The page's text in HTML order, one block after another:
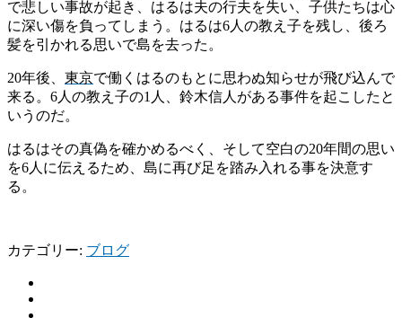
で悲しい事故が起き、はるは夫の行夫を失い、子供たちは心
に深い傷を負ってしまう。はるは6人の教え子を残し、後ろ
髪を引かれる思いで島を去った。
20年後、 東京で働くはるのもとに思わぬ知らせが飛び込んで
来る。6人の教え子の1人、鈴木信人がある事件を起こしたと
いうのだ。
はるはその真偽を確かめるべく、そして空白の20年間の思い
を6人に伝えるため、島に再び足を踏み入れる事を決意す
る。
カテゴリー: ブログ